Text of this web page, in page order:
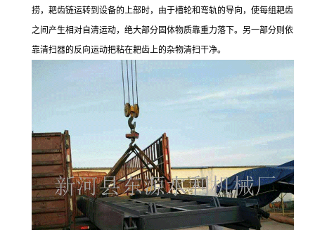
捞，耙齿链运转到设备的上部时，由于槽轮和弯轨的导向，使每组耙齿
之间产生相对自清运动，绝大部分固体物质靠重力落下。另一部分则依
靠清扫器的反向运动把粘在耙齿上的杂物清扫干净。